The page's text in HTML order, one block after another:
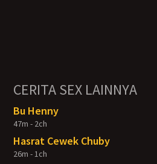
CERITA SEX LAINNYA
Bu Henny
47m - 2ch
Hasrat Cewek Chuby
26m - 1ch